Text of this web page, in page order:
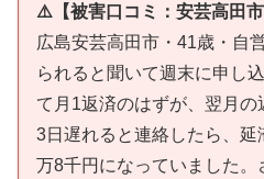
⚠️【被害口コミ：安芸高田市
広島安芸高田市・41歳・自
られると聞いて週末に申し
て月1返済のはずが、翌月
3日遅れると連絡したら、
万8千円になっていました